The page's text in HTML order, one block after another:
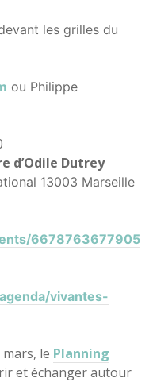
les grilles du
ou Philippe
d’Odile Dutrey
13003 Marseille
6678763677905
vivantes-
le Planning
et échanger autour